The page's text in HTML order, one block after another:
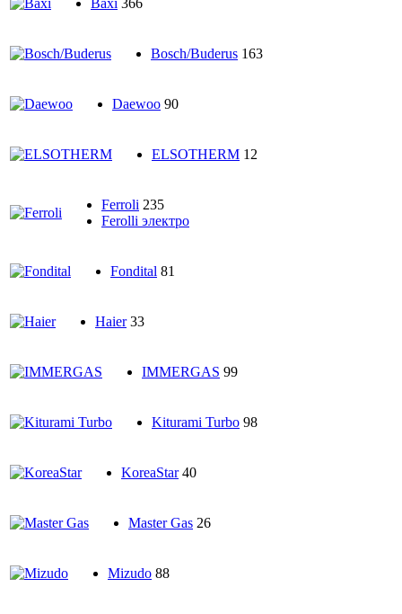
Bosch/Buderus 163
Daewoo 90
ELSOTHERM 12
Ferroli 235
Ferolli электро
Fondital 81
Haier 33
IMMERGAS 99
Kiturami Turbo 98
KoreaStar 40
Master Gas 26
Mizudo 88